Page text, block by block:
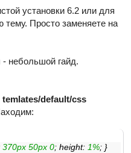
установки 6.2 или для
тему. Просто заменяете на
- небольшой гайд.
temlates/default/css
370px 50px 0; height: 1%; }